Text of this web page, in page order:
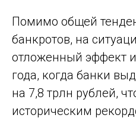
Помимо общей
банкротов, на
отложенный эффект
года, когда банки
на 7,8 трлн рублей,
историческим